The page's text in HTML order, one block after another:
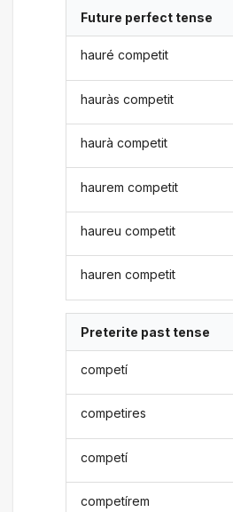
Future perfect tense
hauré competit
hauràs competit
haurà competit
haurem competit
haureu competit
hauren competit
Preterite past tense
competí
competires
competí
competírem